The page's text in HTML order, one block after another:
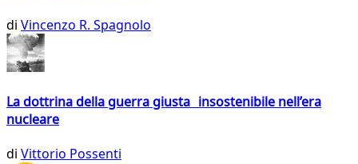
di Vincenzo R. Spagnolo
La dottrina della guerra giusta insostenibile nell’era
nucleare
di Vittorio Possenti